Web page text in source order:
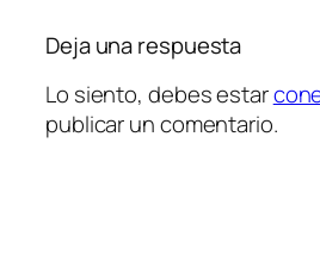
Deja una respuesta
Lo siento, debes estar
publicar un comentario.